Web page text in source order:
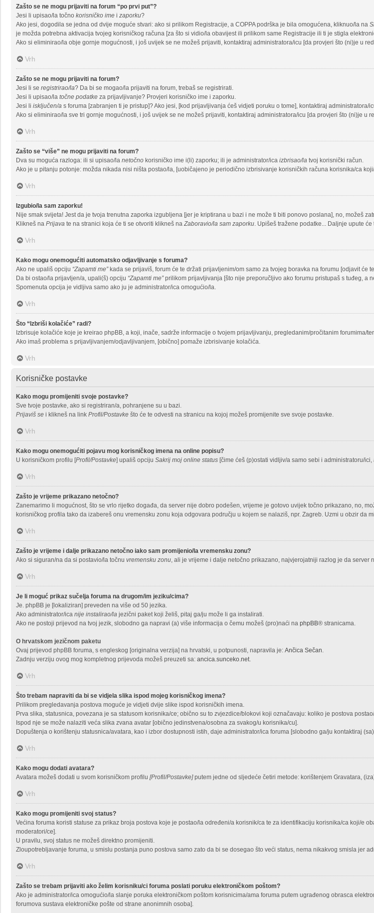
Zašto se ne mogu prijaviti na forum “po prvi put”?
Jesi li upisao/la točno korisničko ime i zaporku?
Ako jesi, dogodila se jedna od dvije moguće stvari: ako si prilikom Registracije, a COPPA podrška je bila omogućena, kliknuo/la na
je možda potrebna aktivacija tvojeg korisničkog računa [za što si vidio/la obavijest ili prilikom same Registracije ili ti je stigla
Ako si eliminirao/la obje gornje mogućnosti, i još uvijek se ne možeš prijaviti, kontaktiraj administratora/icu [da provjeri što (ni)je u
Vrh
Zašto se ne mogu prijaviti na forum?
Jesi li se registrirao/la? Da bi se mogao/la prijaviti na forum, trebaš se registrirati.
Jesi li upisao/la točne podatke za prijavljivanje? Provjeri korisničko ime i zaporku.
Jesi li isključen/a s foruma [zabranjen ti je pristup]? Ako jesi, [kod prijavljivanja ćeš vidjeti poruku o tome], kontaktiraj administratora/
Ako si eliminirao/la sve tri gornje mogućnosti, i još uvijek se ne možeš prijaviti, kontaktiraj administratora/icu [da provjeri što (ni)je u
Vrh
Zašto se “više” ne mogu prijaviti na forum?
Dva su moguća razloga: ili si upisao/la netočno korisničko ime i(li) zaporku; ili je administrator/ica izbrisao/la tvoj korisnički račun.
Ako je u pitanju potonje: možda nikada nisi ništa postao/la, [uobičajeno je periodično izbrisivanje korisničkih računa korisnika/ca
Vrh
Izgubio/la sam zaporku!
Nije smak svijeta! Jest da je tvoja trenutna zaporka izgubljena [jer je kriptirana u bazi i ne može ti biti ponovo poslana], no, možeš
Klikneš na Prijava te na stranici koja će ti se otvoriti klikneš na Zaboravio/la sam zaporku. Upišeš tražene podatke... Daljnje upute
Vrh
Kako mogu onemogućiti automatsko odjavljivanje s foruma?
Ako ne upališ opciju “Zapamti me”kada se prijaviš, forum će te držati prijavljenim/om samo za tvojeg boravka na forumu [odjavit će
Da bi ostao/la prijavljen/a, upali(š) opciju “Zapamti me”prilikom prijavljivanja [što nije preporučljivo ako forumu pristupaš s tuđeg, a
Spomenuta opcija je vidljiva samo ako ju je administrator/ica omogućio/la.
Vrh
Što “Izbriši kolačiće” radi?
Izbrisuje kolačiće koje je kreirao phpBB, a koji, inače, sadrže informacije o tvojem prijavljivanju, pregledanim/pročitanim forumima/
Ako imaš problema s prijavljivanjem/odjavljivanjem, [obično] pomaže izbrisivanje kolačića.
Vrh
Korisničke postavke
Kako mogu promijeniti svoje postavke?
Sve tvoje postavke, ako si registriran/a, pohranjene su u bazi.
Prijaviš se i klikneš na link Profil/Postavke što će te odvesti na stranicu na kojoj možeš promijenite sve svoje postavke.
Vrh
Kako mogu onemogućiti pojavu mog korisničkog imena na online popisu?
U korisničkom profilu [Profil/Postavke] upališ opciju Sakrij moj online status [čime ćeš (p)ostati vidljiv/a samo sebi i administratoru/
Vrh
Zašto je vrijeme prikazano netočno?
Zanemarimo li mogućnost, što se vrlo rijetko događa, da server nije dobro podešen, vrijeme je gotovo uvijek točno prikazano, no,
korisničkog profila tako da izabereš onu vremensku zonu koja odgovara području u kojem se nalaziš, npr. Zagreb. Uzmi u obzir
Vrh
Zašto je vrijeme i dalje prikazano netočno iako sam promijenio/la vremensku zonu?
Ako si siguran/na da si postavio/la točnu vremensku zonu, ali je vrijeme i dalje netočno prikazano, najvjerojatniji razlog je da
Vrh
Je li moguć prikaz sučelja foruma na drugom/im jeziku/cima?
Je. phpBB je [lokaliziran] preveden na više od 50 jezika.
Ako administrator/ica nije instalirao/la jezični paket koji želiš, pitaj ga/ju može li ga instalirati.
Ako ne postoji prijevod na tvoj jezik, slobodno ga napravi (a) više informacija o čemu možeš (pro)naći na phpBB® stranicama.
O hrvatskom jezičnom paketu
Ovaj prijevod phpBB foruma, s engleskog [originalna verzija] na hrvatski, u potpunosti, napravila je: Ančica Sečan.
Zadnju verziju ovog mog kompletnog prijevoda možeš preuzeti sa: ancica.sunceko.net.
Vrh
Što trebam napraviti da bi se vidjela slika ispod mojeg korisničkog imena?
Prilikom pregledavanja postova moguće je vidjeti dvije slike ispod korisničkih imena.
Prva slika, statusnica, povezana je sa statusom korisnika/ce; obično su to zvjezdice/blokovi koji označavaju: koliko je postova
Ispod nje se može nalaziti veća slika zvana avatar [obično jedinstvena/osobna za svakog/u korisnika/cu].
Dopuštenja o korištenju statusnica/avatara, kao i izbor dostupnosti istih, daje administrator/ica foruma [slobodno ga/ju kontaktiraj
Vrh
Kako mogu dodati avatara?
Avatara možeš dodati u svom korisničkom profilu [Profil/Postavke]putem jedne od sljedeće četiri metode: korištenjem Gravatara,
Vrh
Kako mogu promijeniti svoj status?
Većina foruma koristi statuse za prikaz broja postova koje je postao/la određeni/a korisnik/ca te za identifikaciju korisnika/ca koji/e
moderatori/ce].
U pravilu, svoj status ne možeš direktno promijeniti.
Zloupotrebljavanje foruma, u smislu postanja puno postova samo zato da bi se dosegao što veći status, nema nikakvog smisla jer
Vrh
Zašto se trebam prijaviti ako želim korisniku/ci foruma poslati poruku elektroničkom poštom?
Ako je administrator/ica omogućio/la slanje poruka elektroničkom poštom korisnicima/ama foruma putem ugrađenog obrasca
forumova sustava elektroničke pošte od strane anonimnih osoba].